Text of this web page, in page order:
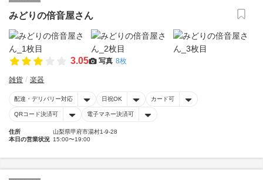
みどりの倍音屋さん
3.05 写真 8枚
雑貨 楽器
配達・デリバリー対応 日祝OK カード可
QRコード決済可 電子マネー決済可
住所
山梨県甲府市湯村1-9-28
本日の営業状況 15:00〜19:00